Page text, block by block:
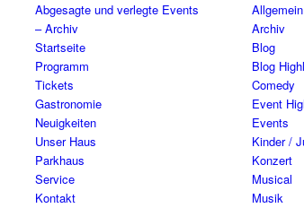
Abgesagte und verlegte Events
– Archiv
Startseite
Programm
Tickets
Gastronomie
Neuigkeiten
Unser Haus
Parkhaus
Service
Kontakt
Allgemein
Archiv
Blog
Blog
Comedy
Event
Events
Kinder /
Konzert
Musical
Musik